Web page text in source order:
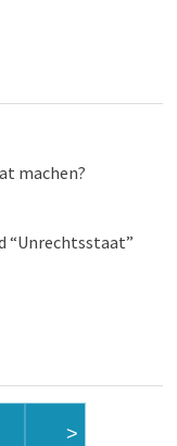
machen?
“Unrechtsstaat”
>